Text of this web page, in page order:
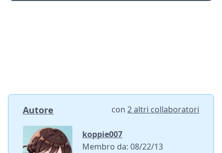
Autore con 2 altri collaboratori
koppie007
Membro da: 08/22/13